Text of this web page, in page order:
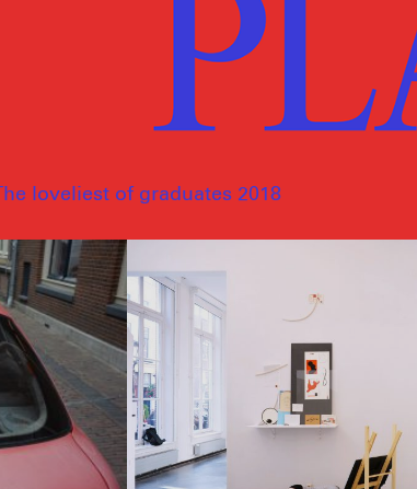
The loveliest of graduates 2018